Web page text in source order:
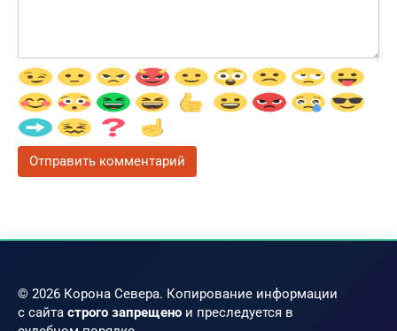
© 2026 Корона Севера. Копирование информации
с сайта строго запрещено и преследуется в